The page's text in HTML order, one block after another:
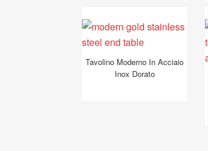
Tavolino Moderno In Acciaio
Inox Dorato